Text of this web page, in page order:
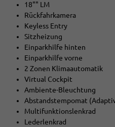
18"" LM
Rückfahrkamera
Keyless Entry
Sitzheizung
Einparkhilfe hinten
Einparkhilfe vorne
2 Zonen Klimaautomatik
Virtual Cockpit
Ambiente-Bleuchtung
Abstandstempomat
Multifunktionslenkrad
Lederlenkrad